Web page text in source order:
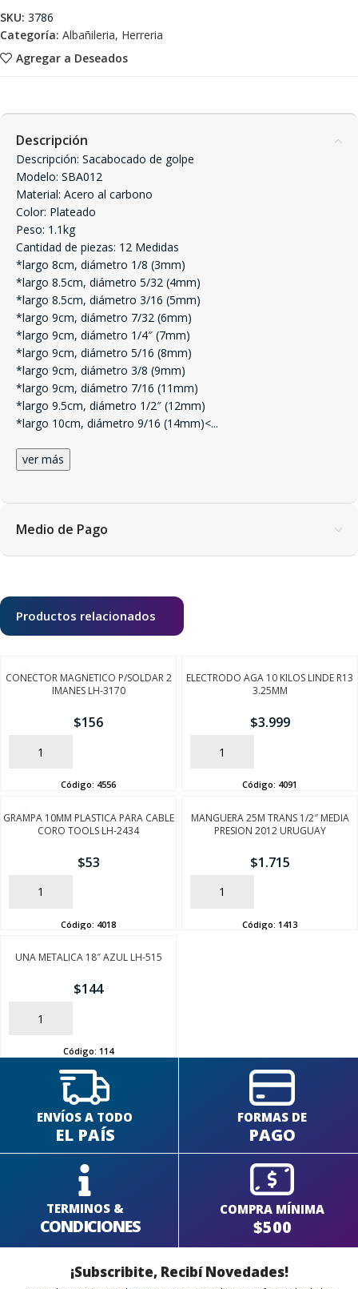
Agregar a Deseados
SKU: 3786
Categoría: Albañileria, Herreria
Descripción
Descripción: Sacabocado de golpe
Modelo: SBA012
Material: Acero al carbono
Color: Plateado
Peso: 1.1kg
Cantidad de piezas: 12 Medidas
*largo 8cm, diámetro 1/8 (3mm)
*largo 8.5cm, diámetro 5/32 (4mm)
*largo 8.5cm, diámetro 3/16 (5mm)
*largo 9cm, diámetro 7/32 (6mm)
*largo 9cm, diámetro 1/4″ (7mm)
*largo 9cm, diámetro 5/16 (8mm)
*largo 9cm, diámetro 3/8 (9mm)
*largo 9cm, diámetro 7/16 (11mm)
*largo 9.5cm, diámetro 1/2″ (12mm)
*largo 10cm, diámetro 9/16 (14mm)<...
ver más
Medio de Pago
Productos relacionados
CONECTOR MAGNETICO P/SOLDAR 2
IMANES LH-3170
$156
AÑADIR
Código: 4556
ELECTRODO AGA 10 KILOS LINDE R13
3.25MM
$3.999
AÑADIR
Código: 4091
GRAMPA 10MM PLASTICA PARA CABLE
CORO TOOLS LH-2434
$53
AÑADIR
Código: 4018
MANGUERA 25M TRANS 1/2″ MEDIA
PRESION 2012 URUGUAY
$1.715
AÑADIR
Código: 1413
UNA METALICA 18″ AZUL LH-515
$144
AÑADIR
Código: 114
ENVÍOS A TODO
EL PAÍS
FORMAS DE
PAGO
TERMINOS &
CONDICIONES
COMPRA MÍNIMA
$500
¡Subscribite, Recibí Novedades!